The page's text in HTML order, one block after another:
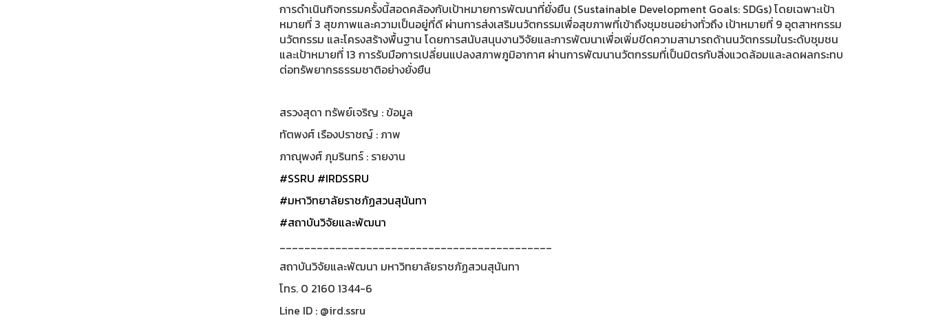
การดำเนินกิจกรรมครั้งนี้สอดคล้องกับเป้าหมายการพัฒนาที่ยั่งยืน (Sustainable Development Goals: SDGs) โดยเฉพาะเป้า
หมายที่ 3 สุขภาพและความเป็นอยู่ที่ดี ผ่านการส่งเสริมนวัตกรรมเพื่อสุขภาพที่เข้าถึงชุมชนอย่างทั่วถึง เป้าหมายที่ 9 อุตสาหกรรม
นวัตกรรม และโครงสร้างพื้นฐาน โดยการสนับสนุนงานวิจัยและการพัฒนาเพื่อเพิ่มขีดความสามารถด้านนวัตกรรมในระดับชุมชน
และเป้าหมายที่ 13 การรับมือการเปลี่ยนแปลงสภาพภูมิอากาศ ผ่านการพัฒนานวัตกรรมที่เป็นมิตรกับสิ่งแวดล้อมและลดผลกระทบ
ต่อทรัพยากรธรรมชาติอย่างยั่งยืน
สรวงสุดา ทรัพย์เจริญ : ข้อมูล
ทัตพงศ์ เรืองปราชญ์ : ภาพ
ภาณุพงศ์ ภุมรินทร์ : รายงาน
#SSRU #IRDSSRU
#มหาวิทยาลัยราชภัฏสวนสุนันทา
#สถาบันวิจัยและพัฒนา
____________________________________________
สถาบันวิจัยและพัฒนา มหาวิทยาลัยราชภัฏสวนสุนันทา
โทร. 0 2160 1344-6
Line ID : @ird.ssru